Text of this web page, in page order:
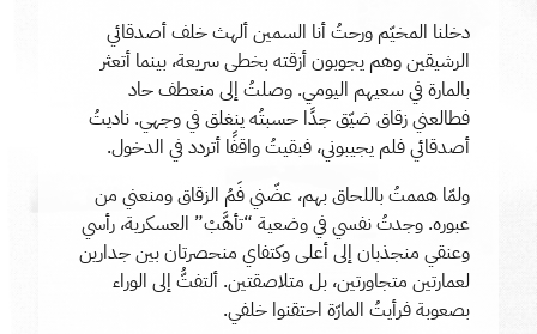
دخلنا المخيّم ورحتُ أنا السمين ألهث خلف أصدقائي
الرشيقين وهم يجوبون أزقته بخطى سريعة، بينما أتعثر
بالمارة في سعيهم اليومي. وصلتُ إلى منعطف حاد
فطالعني زقاق ضيّق جدًا حسبتُه ينغلق في وجهي. ناديتُ
أصدقائي فلم يجيبوني، فبقيتُ واقفًا أتردد في الدخول.
ولمّا هممتُ باللحاق بهم، عضّني فَمُ الزقاق ومنعني من
عبوره. وجدتُ نفسي في وضعية “تأهَّبْ” العسكرية، رأسي
وعنقي منجذبان إلى أعلى وكتفاي منحصرتان بين جدارين
لعمارتين متجاورتين، بل متلاصقتين. ألتفتُّ إلى الوراء
بصعوبة فرأيتُ المارّة احتقنوا خلفي.